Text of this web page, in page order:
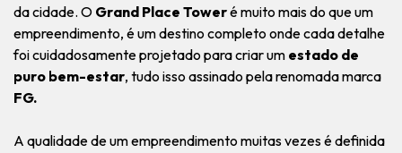
da cidade. O Grand Place Toweré muito mais do que um
empreendimento, é um destino completo onde cada detalhe
foi cuidadosamente projetado para criar um estado de
puro bem-estar, tudo isso assinado pela renomada marca
FG.
A qualidade de um empreendimento muitas vezes é definida